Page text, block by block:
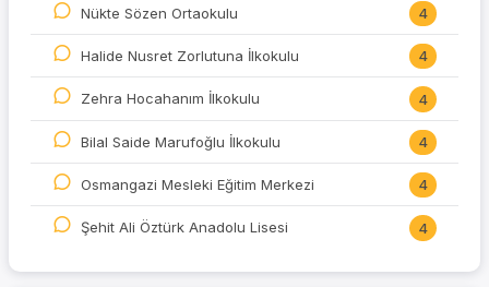
Nükte Sözen Ortaokulu 4
Halide Nusret Zorlutuna İlkokulu 4
Zehra Hocahanım İlkokulu 4
Bilal Saide Marufoğlu İlkokulu 4
Osmangazi Mesleki Eğitim Merkezi 4
Şehit Ali Öztürk Anadolu Lisesi 4